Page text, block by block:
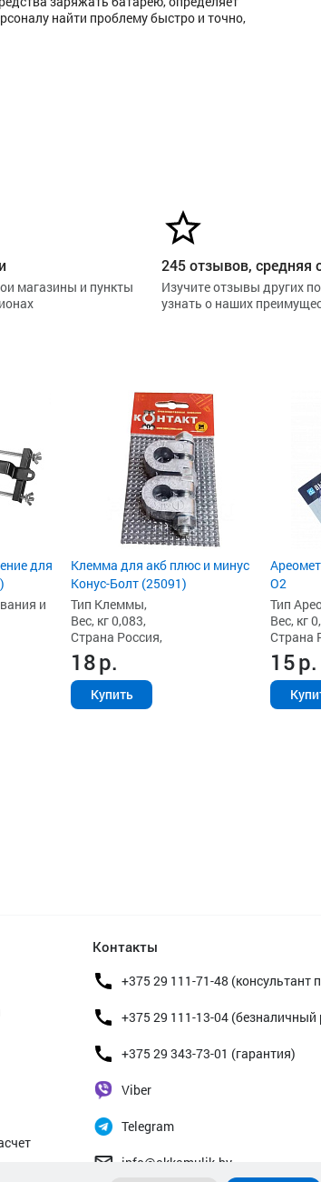
найти проблему быстро и точно,
магазины и пункты
245 отзывов, средняя
Изучите отзывы других
узнать о наших
для
и
Клемма для акб плюс и минус
Конус-Болт (25091)
Тип Клеммы,
Вес, кг 0,083,
Страна Россия,
18р.
Купить
О2
Тип
Вес, кг
Страна
15р.
Контакты
+375 29 111-71-48 (консультант
+375 29 111-13-04 (безналичный
+375 29 343-73-01 (гарантия)
Viber
Telegram
info@akkamulik.by